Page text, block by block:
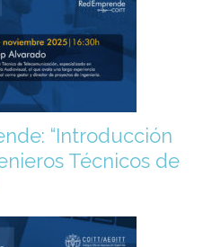
“Introducción
Técnicos de